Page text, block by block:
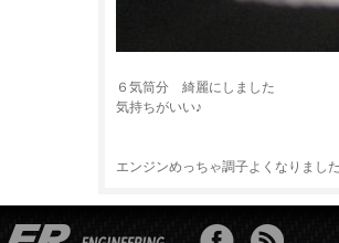
６気筒分 綺麗にしました
気持ちがいい♪
エンジンめっちゃ調子よくなりまし